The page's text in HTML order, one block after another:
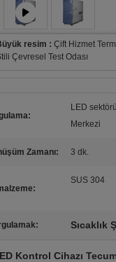
resim : Çift Hizmet
Çevresel Test Odası
LED
Merkezi
Zamanı: 3 dk.
SUS 304
Sıcaklık
Kontrol Cihazı